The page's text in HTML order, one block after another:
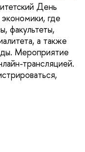
День
где
факультеты,
а также
Мероприятие
трансляцией.